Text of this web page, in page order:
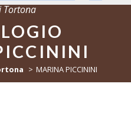
Tortona
MARINA PICCININI